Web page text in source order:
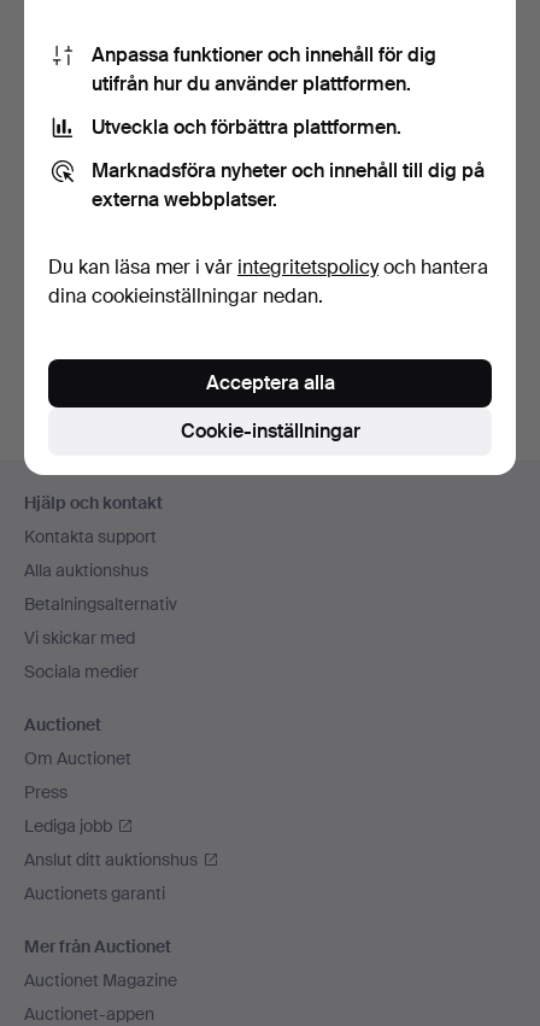
NATTLJUSSTAKAR, ett par,
mässing, 1900-tal…
3 dagar
Värdering
Ljusstake, keramik, måleri
7 dagar
Bevaka sökning
Sidfotsnavigation
Hjälp och kontakt
Kontakta support
Alla auktionshus
Betalningsalternativ
Vi skickar med
Sociala medier
Auctionet
Om Auctionet
Press
Lediga jobb
Anslut ditt auktionshus
Auctionets garanti
Mer från Auctionet
Auctionet Magazine
Auctionet-appen
Anpassa funktioner och innehåll för dig
utifrån hur du använder plattformen.
Utveckla och förbättra plattformen.
Marknadsföra nyheter och innehåll till dig på
externa webbplatser.
Du kan läsa mer i vår integritetspolicyoch hantera
dina cookieinställningar nedan.
Cookie-inställningar
Acceptera alla